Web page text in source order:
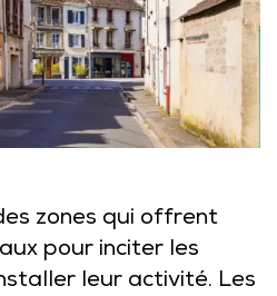
zones qui offrent
pour inciter les
leur activité. Les